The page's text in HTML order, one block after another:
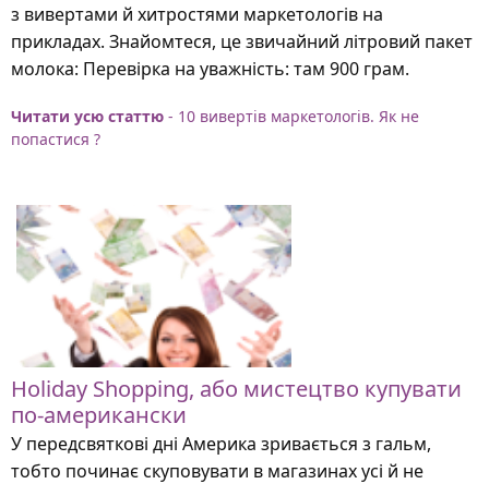
з вивертами й хитростями маркетологів на
прикладах. Знайомтеся, це звичайний літровий пакет
молока: Перевірка на уважність: там 900 грам.
Читати усю статтю - 10 вивертів маркетологів. Як не
попастися ?
Holiday Shopping, або мистецтво купувати
по-американски
У передсвяткові дні Америка зривається з гальм,
тобто починає скуповувати в магазинах усі й не